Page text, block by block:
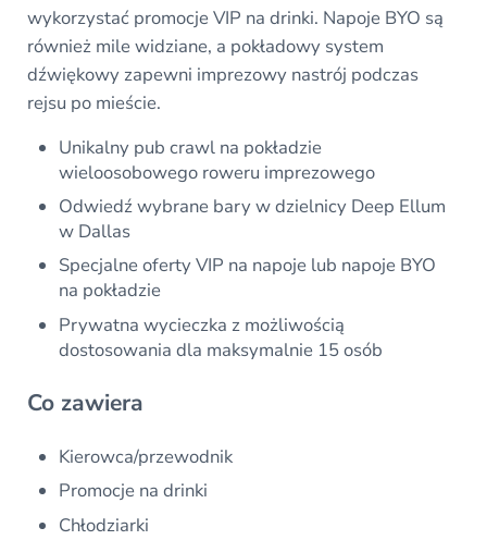
wykorzystać promocje VIP na drinki. Napoje BYO są
również mile widziane, a pokładowy system
dźwiękowy zapewni imprezowy nastrój podczas
rejsu po mieście.
Unikalny pub crawl na pokładzie
wieloosobowego roweru imprezowego
Odwiedź wybrane bary w dzielnicy Deep Ellum
w Dallas
Specjalne oferty VIP na napoje lub napoje BYO
na pokładzie
Prywatna wycieczka z możliwością
dostosowania dla maksymalnie 15 osób
Co zawiera
Kierowca/przewodnik
Promocje na drinki
Chłodziarki